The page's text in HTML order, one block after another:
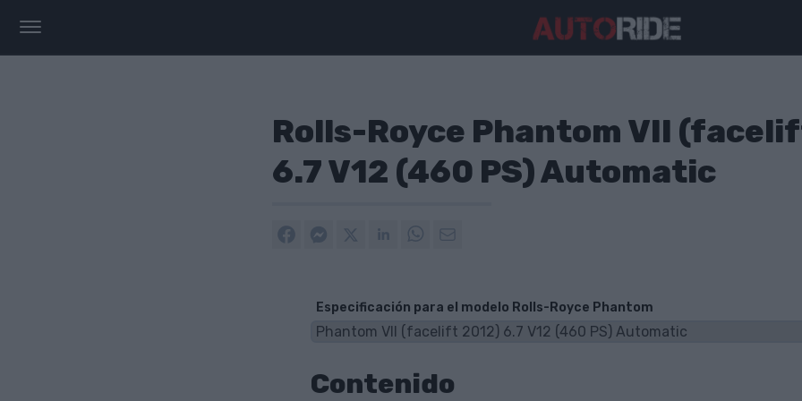
Rolls-Royce Phantom VII
6.7 V12 (460 PS) Automatic
Especificación para el modelo Rolls-Royce Phantom
Contenido